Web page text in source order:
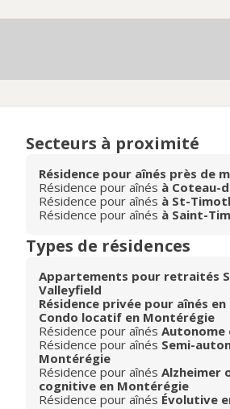
Secteurs à proximité
Résidence pour aînés près de
Résidence pour aînés à Coteau-
Résidence pour aînés à St-
Résidence pour aînés à Saint-
Types de résidences
Appartements pour retraités
Valleyfield
Résidence privée pour aînés
Condo locatif en Montérégie
Résidence pour aînés Autonome
Résidence pour aînés Semi-
Montérégie
Résidence pour aînés Alzheimer
cognitive en Montérégie
Résidence pour aînés Évolutive